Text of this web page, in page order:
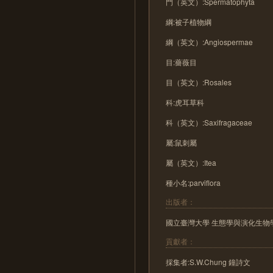
綱:被子植物綱
綱（英文）:Angiospermae
目:薔薇目
目（英文）:Rosales
科:虎耳草科
科（英文）:Saxifragaceae
屬:鼠刺屬
屬（英文）:Itea
種小名:parviflora
出版者：
國立臺灣大學 生態學與演化生物
貢獻者：
採集者:S.W.Chung 鐘詩文